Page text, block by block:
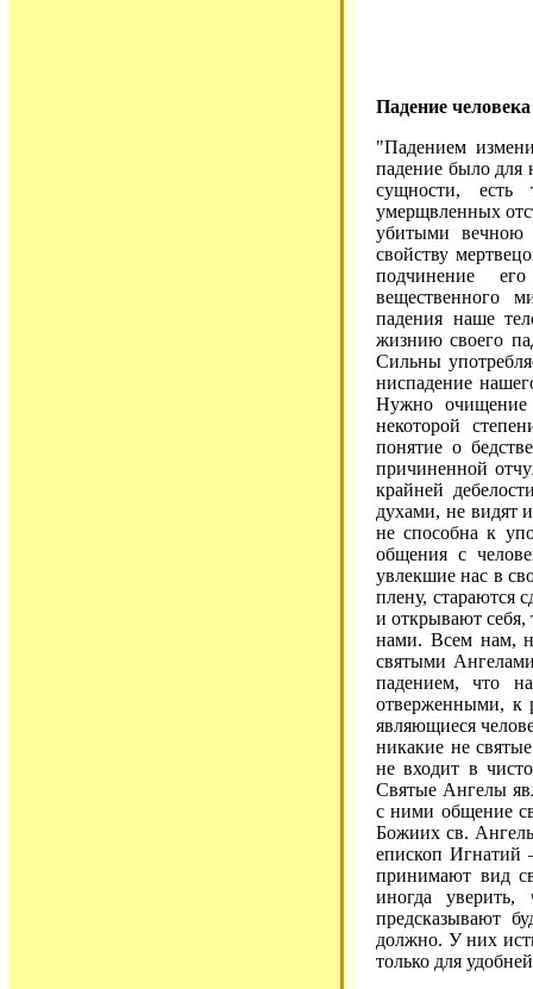
Падение человека
"Падением
падение было для
сущности,
умерщвленных
убитыми
свойству
подчинение
вещественного
падения наше
жизнию своего
Сильны
ниспадение
Нужно очищение
некоторой
понятие о
причиненной
крайней
духами, не видят
не способна к
общения с
увлекшие нас в
плену, стараются
и открывают себя,
нами. Всем нам,
святыми
падением, что
отверженными, к
являющиеся
никакие не
не входит в
Святые Ангелы
с ними общение
Божиих св.
епископ Игнатий
принимают вид
иногда
предсказывают
должно. У них
только для